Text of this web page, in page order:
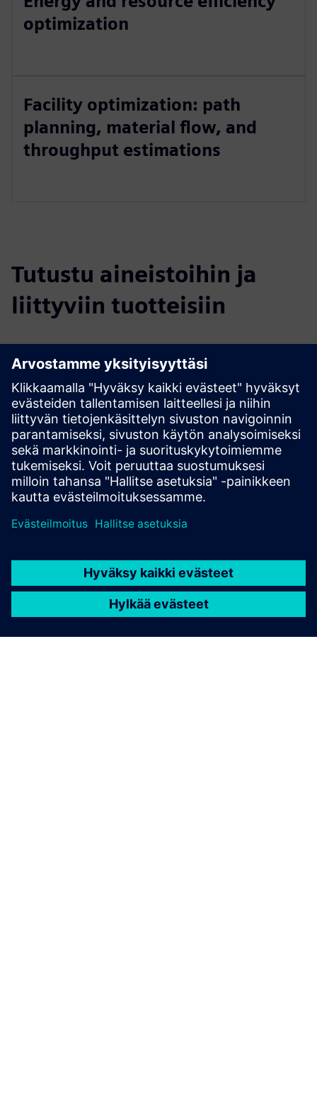
optimization
Facility optimization: path
planning, material flow, and
throughput estimations
Tutustu aineistoihin ja
liittyviin tuotteisiin
Lisätietoja ja aineistoja
More information on SoftServe's Warehouse Simulations
SoftServe's Warehouse Simulations: Live example
Omniverse Case: Warehouse Simulation
Edellytykset